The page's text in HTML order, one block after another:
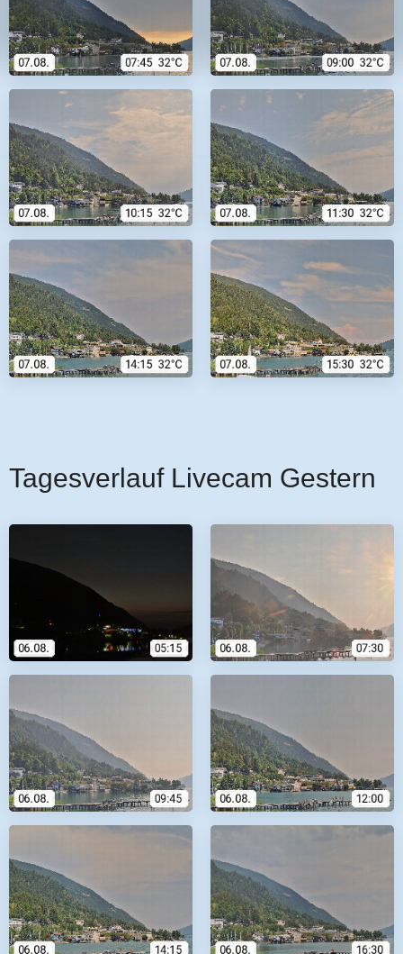
Tagesverlauf Livecam Gestern